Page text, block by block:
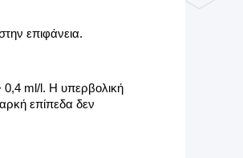
επιφάνεια.
0,4 ml/l. Η υπερβολική
επίπεδα δεν